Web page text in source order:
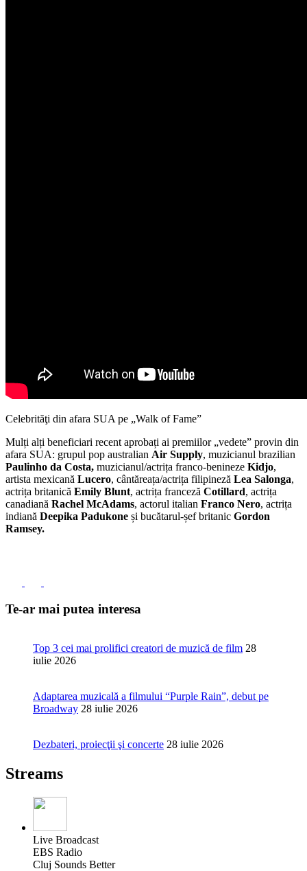
Celebrităţi din afara SUA pe „Walk of Fame”
Mulți alți beneficiari recent aprobați ai premiilor „vedete” provin din
afara SUA: grupul pop australian Air Supply, muzicianul brazilian
Paulinho da Costa, muzicianul/actrița franco-benineze Kidjo,
artista mexicană Lucero, cântăreața/actrița filipineză Lea Salonga,
actrița britanică Emily Blunt, actrița franceză Cotillard, actrița
canadiană Rachel McAdams, actorul italian Franco Nero, actrița
indiană Deepika Padukone și bucătarul-șef britanic Gordon
Ramsey.
Te-ar mai putea interesa
Top 3 cei mai prolifici creatori de muzică de film 28
iulie 2026
Adaptarea muzicală a filmului “Purple Rain”, debut pe
Broadway 28 iulie 2026
Dezbateri, proiecţii şi concerte 28 iulie 2026
Streams
Live Broadcast
EBS Radio
Cluj Sounds Better